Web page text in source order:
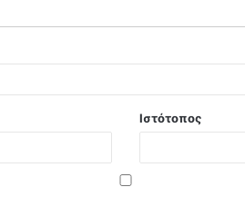
Ιστότοπος